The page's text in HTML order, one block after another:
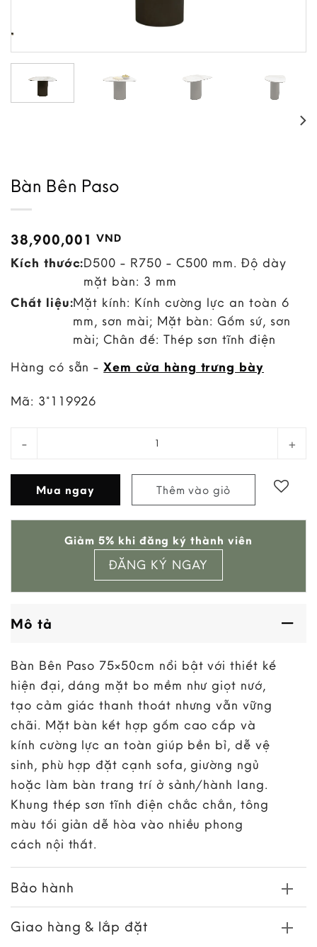
Bàn Bên Paso
38,900,001VND
Kích thước:D500 - R750 - C500 mm. Độ dày
mặt bàn: 3 mm
Chất liệu:Mặt kính: Kính cường lực an toàn 6
mm, sơn mài; Mặt bàn: Gốm sứ, sơn
mài; Chân đế: Thép sơn tĩnh điện
Hàng có sẵn -Xem cửa hàng trưng bày
Mã: 3*119926
Mua ngay Thêm vào giỏ
wishlist
Giảm 5% khi đăng ký thành viên
ĐĂNG KÝ NGAY
Mô tả
Bàn Bên Paso 75×50cm nổi bật với thiết kế
hiện đại, dáng mặt bo mềm như giọt nướ,
tạo cảm giác thanh thoát nhưng vẫn vững
chãi. Mặt bàn kết hợp gốm cao cấp và
kính cường lực an toàn giúp bền bỉ, dễ vệ
sinh, phù hợp đặt cạnh sofa, giường ngủ
hoặc làm bàn trang trí ở sảnh/hành lang.
Khung thép sơn tĩnh điện chắc chắn, tông
màu tối giản dễ hòa vào nhiều phong
cách nội thất.
Bảo hành
Giao hàng & lắp đặt